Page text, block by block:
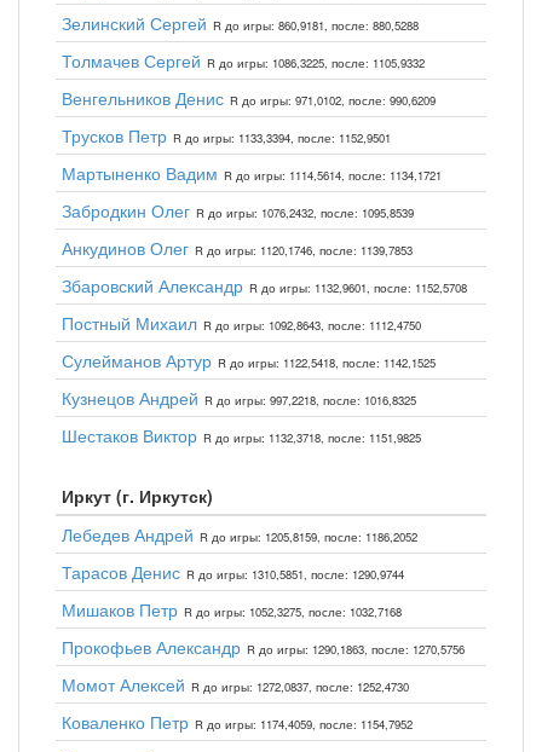
Зелинский Сергей R до игры: 860,9181, после: 880,5288
Толмачев Сергей R до игры: 1086,3225, после: 1105,9332
Венгельников Денис R до игры: 971,0102, после: 990,6209
Трусков Петр R до игры: 1133,3394, после: 1152,9501
Мартыненко Вадим R до игры: 1114,5614, после: 1134,1721
Забродкин Олег R до игры: 1076,2432, после: 1095,8539
Анкудинов Олег R до игры: 1120,1746, после: 1139,7853
Збаровский Александр R до игры: 1132,9601, после: 1152,5708
Постный Михаил R до игры: 1092,8643, после: 1112,4750
Сулейманов Артур R до игры: 1122,5418, после: 1142,1525
Кузнецов Андрей R до игры: 997,2218, после: 1016,8325
Шестаков Виктор R до игры: 1132,3718, после: 1151,9825
Иркут (г. Иркутск)
Лебедев Андрей R до игры: 1205,8159, после: 1186,2052
Тарасов Денис R до игры: 1310,5851, после: 1290,9744
Мишаков Петр R до игры: 1052,3275, после: 1032,7168
Прокофьев Александр R до игры: 1290,1863, после: 1270,5756
Момот Алексей R до игры: 1272,0837, после: 1252,4730
Коваленко Петр R до игры: 1174,4059, после: 1154,7952